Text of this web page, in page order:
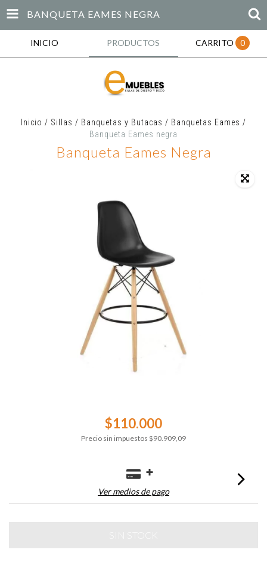
BANQUETA EAMES NEGRA
INICIO PRODUCTOS CARRITO 0
Inicio / Sillas / Banquetas y Butacas / Banquetas Eames /
Banqueta Eames negra
Banqueta Eames Negra
$110.000
Precio sin impuestos $90.909,09
Ver medios de pago